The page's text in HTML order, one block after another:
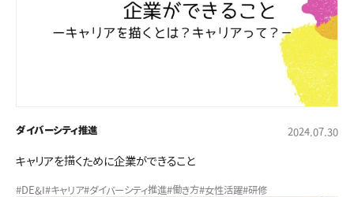
ダイバーシティ推進 2024.07.30
キャリアを描くために企業ができること
#DE&I #キャリア#ダイバーシティ推進#働き方#女性活躍#研修